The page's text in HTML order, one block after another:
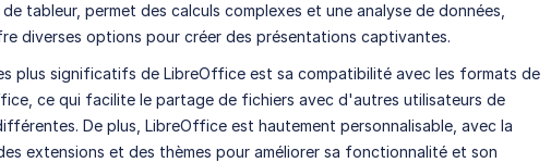
tableur, permet des calculs complexes et une analyse de données,
diverses options pour créer des présentations captivantes.
plus significatifs de LibreOffice est sa compatibilité avec les formats de
ce qui facilite le partage de fichiers avec d'autres utilisateurs de
De plus, LibreOffice est hautement personnalisable, avec la
extensions et des thèmes pour améliorer sa fonctionnalité et son